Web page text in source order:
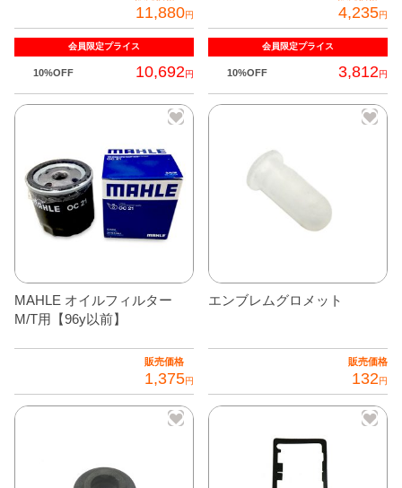
11,880円
会員限定プライス
10%OFF 10,692円
4,235円
会員限定プライス
10%OFF 3,812円
こ
数
シ
MAHLE オイルフィルター
M/T用【96y以前】
販売価格
1,375円
エンブレムグロメット
販売価格
132円